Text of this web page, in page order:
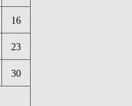
16
23
30